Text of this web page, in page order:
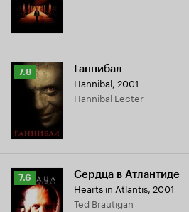
Рейтинг
Кинопоиска
7.8 Ганнибал
Hannibal, 2001
Hannibal Lecter
Рейтинг
Кинопоиска
7.6
7.6 Сердца в Атлантиде
Hearts in Atlantis, 2001
Ted Brautigan